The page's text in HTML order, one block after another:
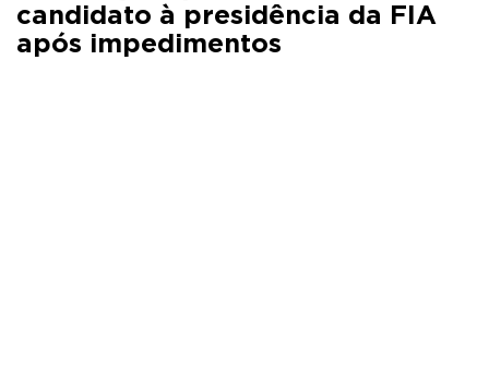
candidato à presidência da FIA
após impedimentos